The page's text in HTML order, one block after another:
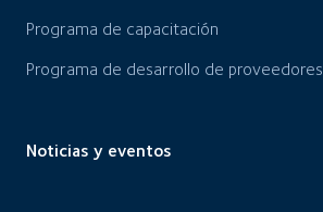
Programa de capacitación
Programa de desarrollo de proveedores
Noticias y eventos